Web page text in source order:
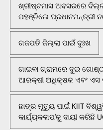
ଖ୍ରୀଷ୍ଟମାସ ଅବସରରେ
ପହଞ୍ଚିଲେ ପ୍ରଧାନମନ୍ତ୍ରୀ
ଗଜପତି ଜିଲ୍ଲା ପାଇଁ ଦୁଃଖ
ଗାଇବା ଗ୍ରାମରେ ଦୁଇ
ଆରକ୍ଷୀ ଅଧିକ୍ଷକ ଏବଂ ଏସ
ଛାତ୍ର ମୃତ୍ୟୁ ପାଇଁ KIIT
କାର୍ଯ୍ୟକଳାପ'କୁ ଦାୟୀ କରିଛି